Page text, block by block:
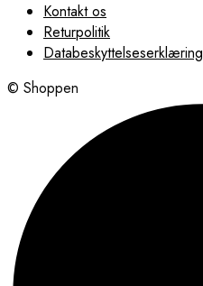
Kontakt os
Returpolitik
Databeskyttelseserklæring
© Shoppen